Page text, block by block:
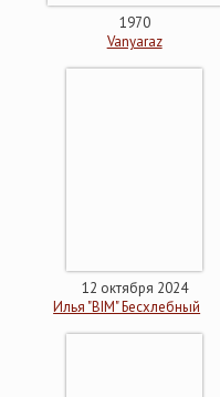
1970
Vanyaraz
12 октября 2024
Илья "BIM" Бесхлебный